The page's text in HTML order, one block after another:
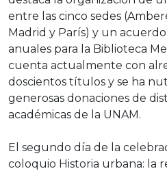
entre las cinco sedes
Madrid y París) y un
anuales para la Biblioteca
cuenta actualmente con
doscientos títulos y se ha
generosas donaciones de
académicas de la UNAM.
El segundo día de la
coloquio Historia urbana: la